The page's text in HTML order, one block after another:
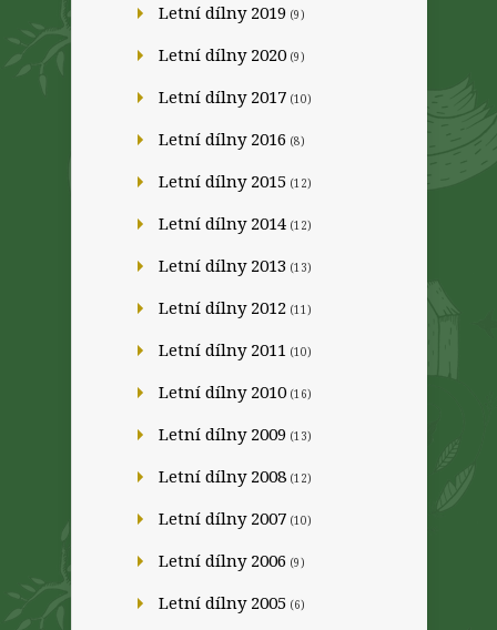
Letní dílny 2019 (9)
Letní dílny 2020 (9)
Letní dílny 2017 (10)
Letní dílny 2016 (8)
Letní dílny 2015 (12)
Letní dílny 2014 (12)
Letní dílny 2013 (13)
Letní dílny 2012 (11)
Letní dílny 2011 (10)
Letní dílny 2010 (16)
Letní dílny 2009 (13)
Letní dílny 2008 (12)
Letní dílny 2007 (10)
Letní dílny 2006 (9)
Letní dílny 2005 (6)